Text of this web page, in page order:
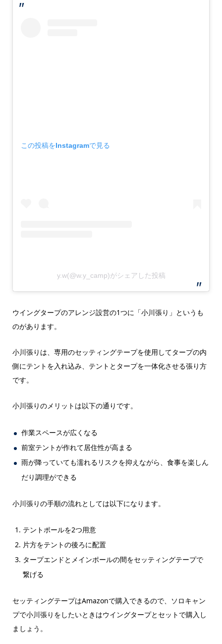
この投稿をInstagramで見る
y.w(@w.y_camp)がシェアした投稿
ウイングタープのアレンジ設営の1つに「小川張り」というも
のがあります。
小川張りは、専用のセッティングテープを使用してタープの内
側にテントを入れ込み、テントとタープを一体化させる張り方
です。
小川張りのメリットは以下の通りです。
作業スペースが広くなる
前室テントが作れて居住性が高まる
雨が降っていても濡れるリスクを抑えながら、食事を楽しん
だり調理ができる
小川張りの手順の流れとしては以下になります。
テントポールを2つ用意
片方をテントの後ろに配置
タープエンドとメインポールの間をセッティングテープで
繋げる
セッティングテープはAmazonで購入できるので、ソロキャン
プで小川張りをしたいときはウイングタープとセットで購入し
ましょう。